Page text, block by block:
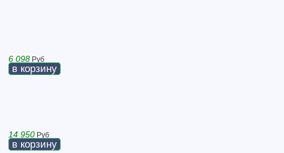
6 098 Руб
в корзину
14 950 Руб
в корзину